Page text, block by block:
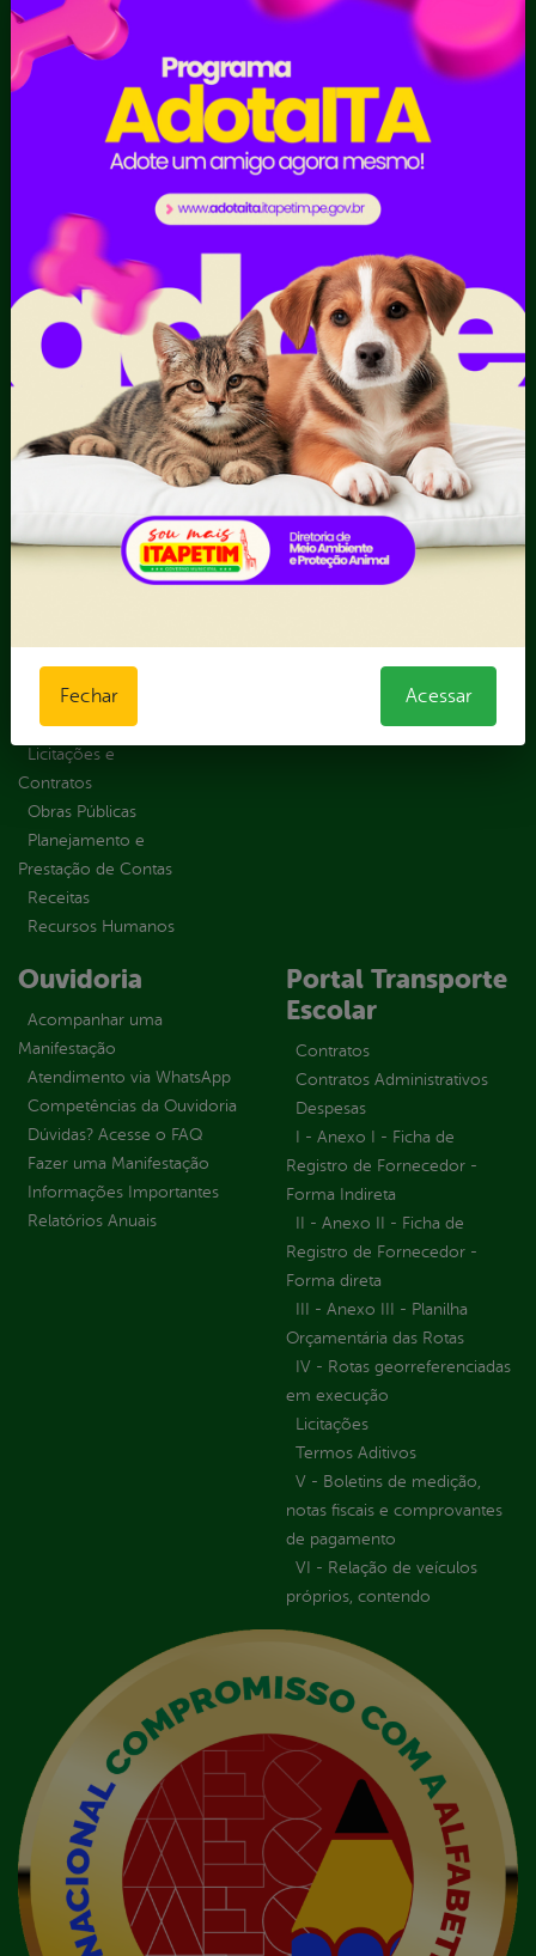
Cultura e Turismo
Educação e Esportes
Gabinete
Gestão de frota
Mulher
Obras e Serviços urbanos
Portal da
Transparência
Educação
Saúde
Atos normativos
Convênios e
Transferências
Dados Abertos
Emendas
Inicio
LGPD e Governo
Digital
Licitações e
Contratos
Obras Públicas
Planejamento e
Prestação de Contas
Receitas
Recursos Humanos
Carta de
Serviços
Ouvidoria e
Serviço de
Informação
Tribuna
E-sic
Como
solicitar
Consulte sua
Solicitação
Decretos
Estatísticas
Formulários
Sic Físico
Solicitar
Recurso
Solicitar um
Ouvidoria
Acompanhar uma
Manifestação
Atendimento via WhatsApp
Competências da Ouvidoria
Dúvidas? Acesse o FAQ
Fazer uma Manifestação
Informações Importantes
Relatórios Anuais
Portal Transporte
Escolar
Contratos
Contratos Administrativos
Despesas
I - Anexo I - Ficha de
Registro de Fornecedor -
Forma Indireta
II - Anexo II - Ficha de
Registro de Fornecedor -
Forma direta
III - Anexo III - Planilha
Orçamentária das Rotas
IV - Rotas georreferenciadas
em execução
Licitações
Termos Aditivos
V - Boletins de medição,
notas fiscais e comprovantes
de pagamento
VI - Relação de veículos
próprios, contendo
Fechar Acessar